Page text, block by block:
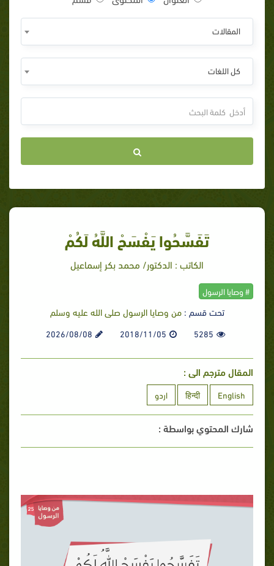
المقالات
كل اللغات
تَفَسَّحُوا يَفْسَحْ اللَّهُ لَكُمْ
الكاتب : الدكتور/ محمد بكر إسماعيل
# وصايا الرسول
تحت قسم :من وصايا الرسول صلى الله عليه وسلم
5285
2018/11/05
2026/08/08
المقال مترجم الى :
English
हिन्दी اردو
شارك المحتوي بواسطة :